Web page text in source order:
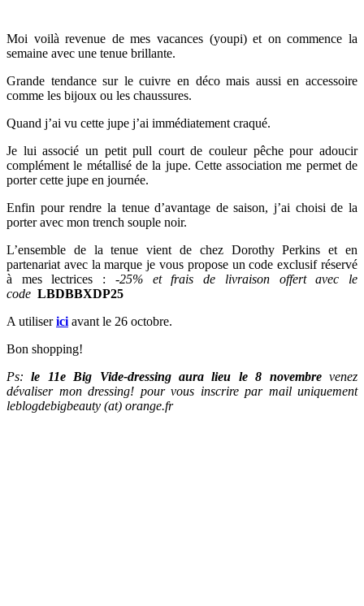
Moi voilà revenue de mes vacances (youpi) et on commence la
semaine avec une tenue brillante.
Grande tendance sur le cuivre en déco mais aussi en accessoire
comme les bijoux ou les chaussures.
Quand j’ai vu cette jupe j’ai immédiatement craqué.
Je lui associé un petit pull court de couleur pêche pour adoucir
complément le métallisé de la jupe. Cette association me permet de
porter cette jupe en journée.
Enfin pour rendre la tenue d’avantage de saison, j’ai choisi de la
porter avec mon trench souple noir.
L’ensemble de la tenue vient de chez Dorothy Perkins et en
partenariat avec la marque je vous propose un code exclusif réservé
à mes lectrices : -25% et frais de livraison offert avec le
code LBDBBXDP25
A utiliserici avant le 26 octobre.
Bon shopping!
Ps:le 11e Big Vide-dressing aura lieu le 8 novembrevenez
dévaliser mon dressing! pour vous inscrire par mail uniquement
leblogdebigbeauty (at) orange.fr